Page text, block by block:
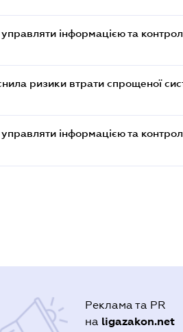
інформацією та
ризики втрати спрощеної
інформацією та
Реклама та PR
на ligazakon.net